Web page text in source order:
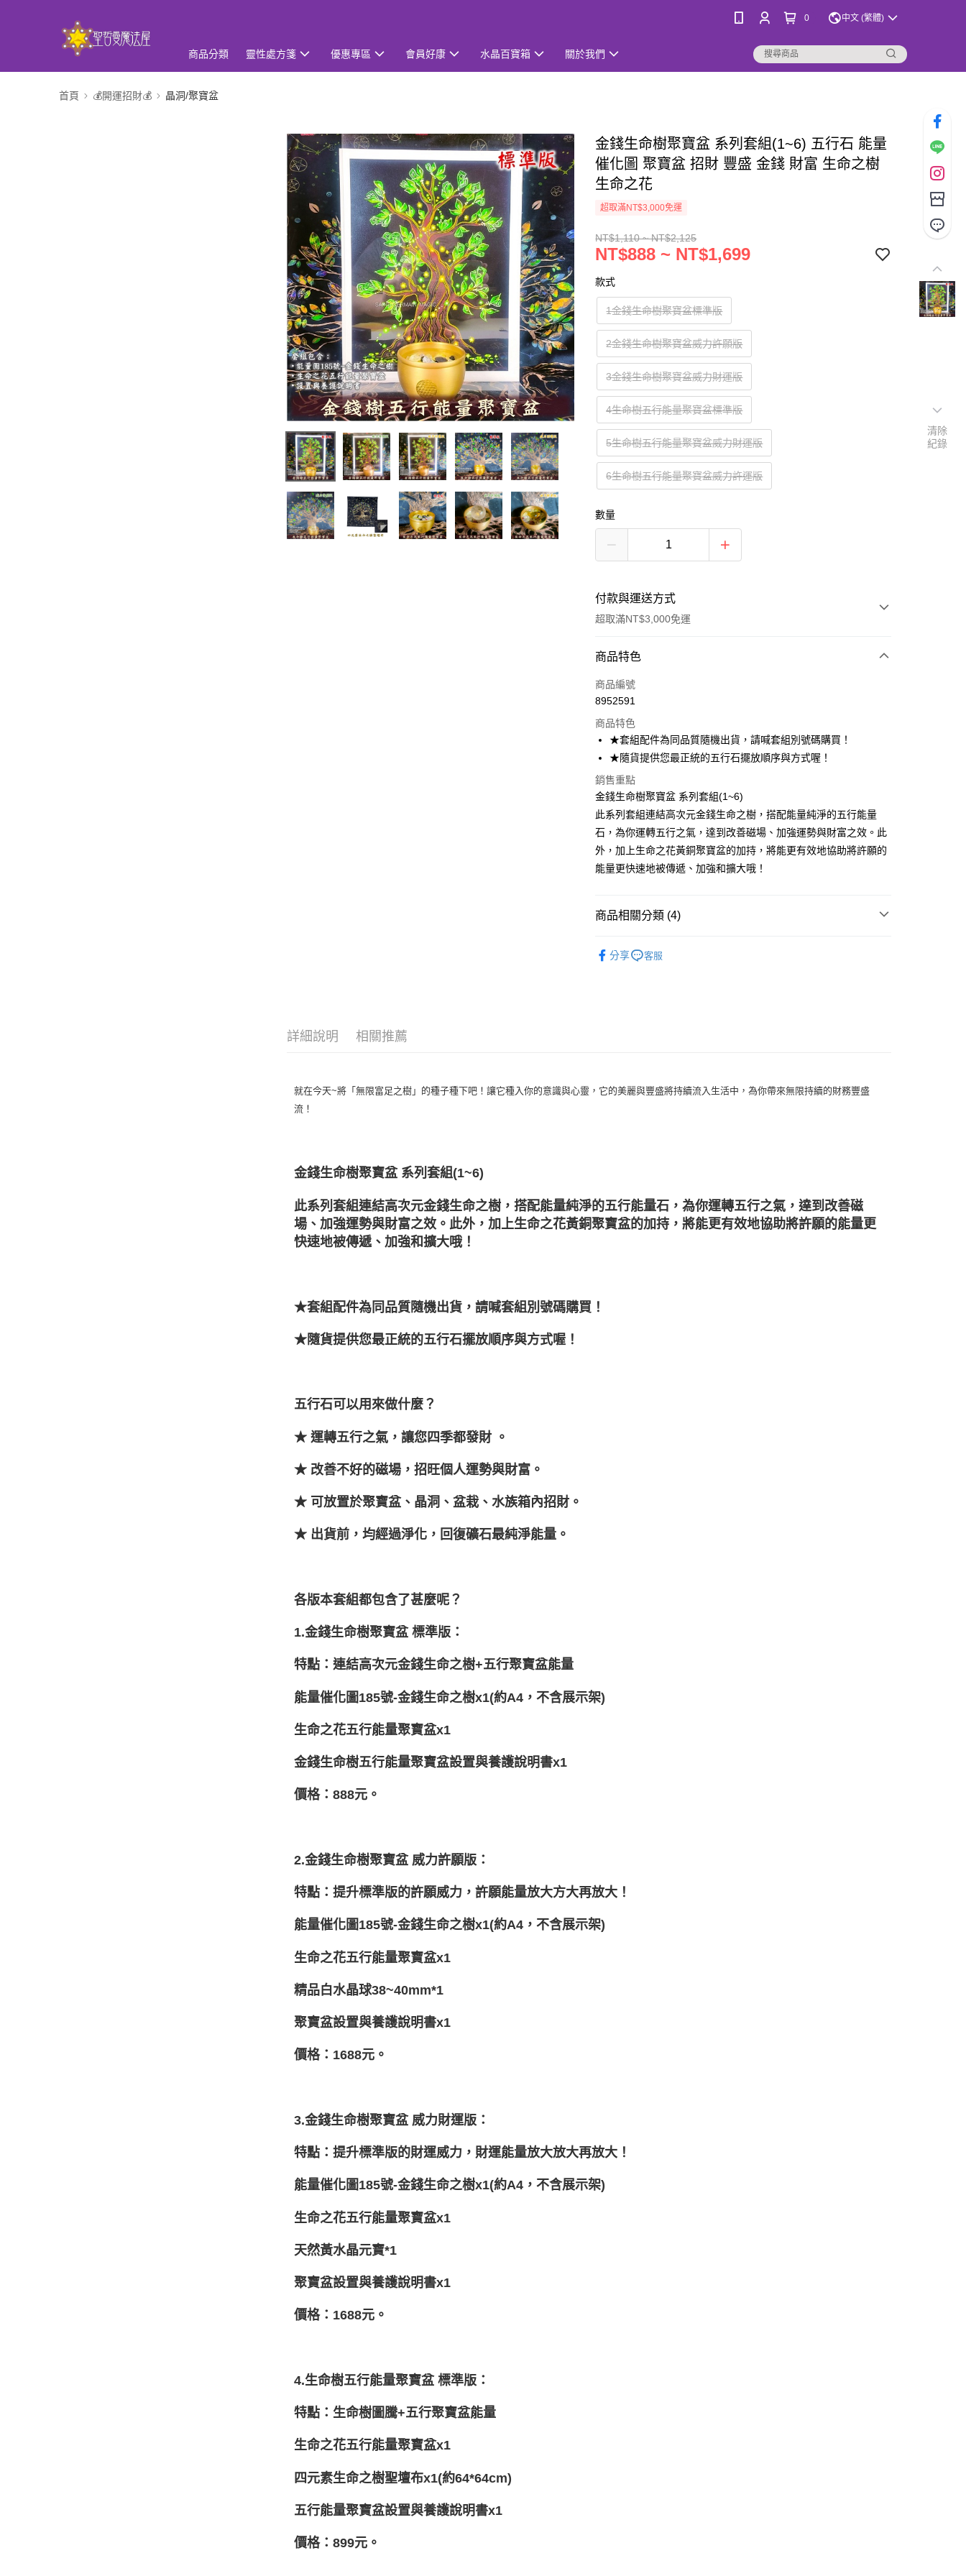
0 中文 (繁體)
商品分類 靈性處方箋 優惠專區 會員好康 水晶百寶箱 關於我們
首頁 💰開運招財💰 晶洞/聚寶盆
金錢生命樹聚寶盆 系列套組(1~6) 五行石 能量
催化圖 聚寶盆 招財 豐盛 金錢 財富 生命之樹
生命之花
超取滿NT$3,000免運
NT$1,110 ~ NT$2,125
NT$888 ~ NT$1,699
款式
1金錢生命樹聚寶盆標準版
2金錢生命樹聚寶盆威力許願版
3金錢生命樹聚寶盆威力財運版
4生命樹五行能量聚寶盆標準版
5生命樹五行能量聚寶盆威力財運版
6生命樹五行能量聚寶盆威力許運版
數量
付款與運送方式
超取滿NT$3,000免運
付款方式
信用卡一次付款
LINE Pay
Apple Pay
街口支付
悠遊付
全家取貨付款
7-11取貨付款
付款後門市自取
商品特色
商品編號
8952591
商品特色
★套組配件為同品質隨機出貨，請喊套組別號碼購買！
★隨貨提供您最正統的五行石擺放順序與方式喔！
銷售重點
金錢生命樹聚寶盆 系列套組(1~6)
此系列套組連結高次元金錢生命之樹，搭配能量純淨的五行能量
石，為你運轉五行之氣，達到改善磁場、加強運勢與財富之效。此
外，加上生命之花黃銅聚寶盆的加持，將能更有效地協助將許願的
能量更快速地被傳遞、加強和擴大哦！
商品相關分類 (4)
分享 客服
詳細說明 相關推薦
就在今天~將「無限富足之樹」的種子種下吧！讓它種入你的意識與心靈，它的美麗與豐盛將持續流入生活中，為你帶來無限持續的財務豐盛
流！
金錢生命樹聚寶盆 系列套組(1~6)
此系列套組連結高次元金錢生命之樹，搭配能量純淨的五行能量石，為你運轉五行之氣，達到改善磁
場、加強運勢與財富之效。此外，加上生命之花黃銅聚寶盆的加持，將能更有效地協助將許願的能量更
快速地被傳遞、加強和擴大哦！
★套組配件為同品質隨機出貨，請喊套組別號碼購買！
★隨貨提供您最正統的五行石擺放順序與方式喔！
五行石可以用來做什麼？
★ 運轉五行之氣，讓您四季都發財 。
★ 改善不好的磁場，招旺個人運勢與財富。
★ 可放置於聚寶盆、晶洞、盆栽、水族箱內招財。
★ 出貨前，均經過淨化，回復礦石最純淨能量。
各版本套組都包含了甚麼呢？
1.金錢生命樹聚寶盆 標準版：
特點：連結高次元金錢生命之樹+五行聚寶盆能量
能量催化圖185號-金錢生命之樹x1(約A4，不含展示架)
生命之花五行能量聚寶盆x1
金錢生命樹五行能量聚寶盆設置與養護說明書x1
價格：888元。
2.金錢生命樹聚寶盆 威力許願版：
特點：提升標準版的許願威力，許願能量放大方大再放大！
能量催化圖185號-金錢生命之樹x1(約A4，不含展示架)
生命之花五行能量聚寶盆x1
精品白水晶球38~40mm*1
聚寶盆設置與養護說明書x1
價格：1688元。
3.金錢生命樹聚寶盆 威力財運版：
特點：提升標準版的財運威力，財運能量放大放大再放大！
能量催化圖185號-金錢生命之樹x1(約A4，不含展示架)
生命之花五行能量聚寶盆x1
天然黃水晶元寶*1
聚寶盆設置與養護說明書x1
價格：1688元。
4.生命樹五行能量聚寶盆 標準版：
特點：生命樹圖騰+五行聚寶盆能量
生命之花五行能量聚寶盆x1
四元素生命之樹聖壇布x1(約64*64cm)
五行能量聚寶盆設置與養護說明書x1
價格：899元。
清除
紀錄